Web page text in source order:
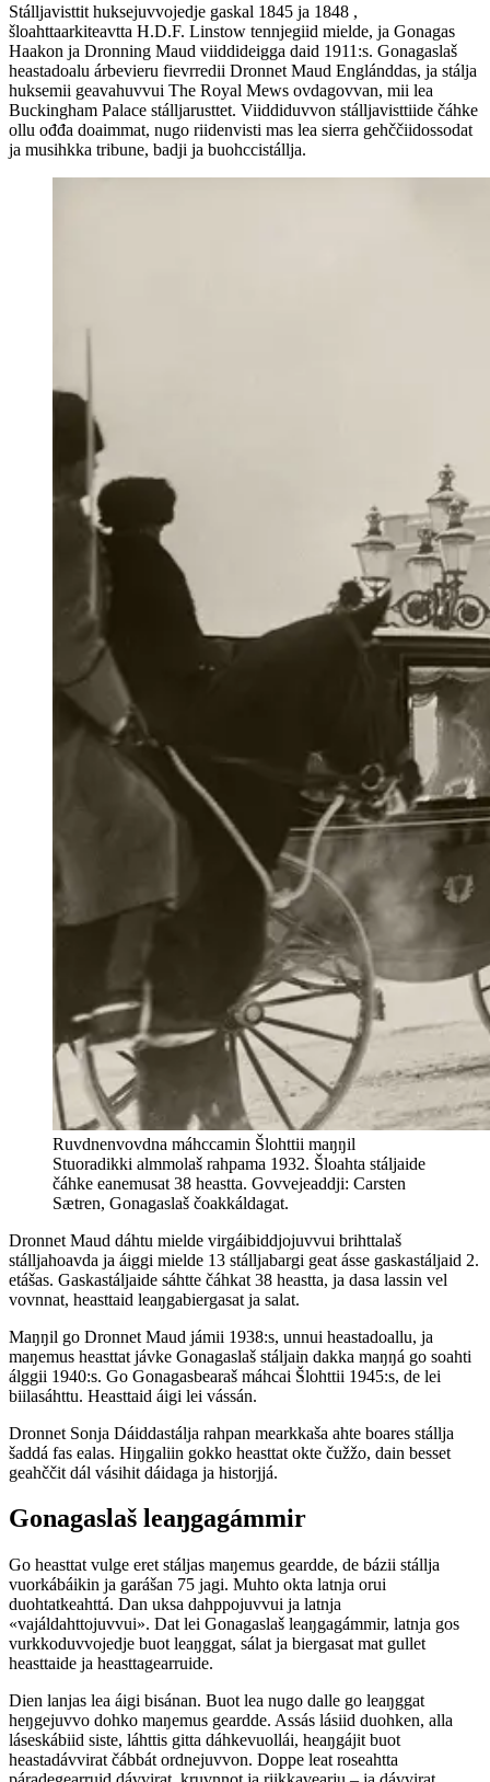
Stálljavisttit huksejuvvojedje gaskal 1845 ja 1848 ,
šloahttaarkiteavtta H.D.F. Linstow tennjegiid mielde, ja Gonagas
Haakon ja Dronning Maud viiddideigga daid 1911:s. Gonagaslaš
heastadoalu árbevieru fievrredii Dronnet Maud Englánddas, ja stálja
huksemii geavahuvvui The Royal Mews ovdagovvan, mii lea
Buckingham Palace stálljarusttet. Viiddiduvvon stálljavisttiide čáhke
ollu ođđa doaimmat, nugo riidenvisti mas lea sierra gehččiidossodat
ja musihkka tribune, badji ja buohccistállja.
Ruvdnenvovdna máhccamin Šlohttii maŋŋil
Stuoradikki almmolaš rahpama 1932. Šloahta stáljaide
čáhke eanemusat 38 heastta. Govvejeaddji: Carsten
Sætren, Gonagaslaš čoakkáldagat.
Dronnet Maud dáhtu mielde virgáibiddjojuvvui brihttalaš
stálljahoavda ja áiggi mielde 13 stálljabargi geat ásse gaskastáljaid 2.
etášas. Gaskastáljaide sáhtte čáhkat 38 heastta, ja dasa lassin vel
vovnnat, heasttaid leaŋgabiergasat ja salat.
Maŋŋil go Dronnet Maud jámii 1938:s, unnui heastadoallu, ja
maŋemus heasttat jávke Gonagaslaš stáljain dakka maŋŋá go soahti
álggii 1940:s. Go Gonagasbearaš máhcai Šlohttii 1945:s, de lei
biilasáhttu. Heasttaid áigi lei vássán.
Dronnet Sonja Dáiddastálja rahpan mearkkaša ahte boares stállja
šaddá fas ealas. Hiŋgaliin gokko heasttat okte čužžo, dain besset
geahččit dál vásihit dáidaga ja historjjá.
Gonagaslaš leaŋgagámmir
Go heasttat vulge eret stáljas maŋemus geardde, de bázii stállja
vuorkábáikin ja garášan 75 jagi. Muhto okta latnja orui
duohtatkeahttá. Dan uksa dahppojuvvui ja latnja
«vajáldahttojuvvui». Dat lei Gonagaslaš leaŋgagámmir, latnja gos
vurkkoduvvojedje buot leaŋggat, sálat ja biergasat mat gullet
heasttaide ja heasttagearruide.
Dien lanjas lea áigi bisánan. Buot lea nugo dalle go leaŋggat
heŋgejuvvo dohko maŋemus geardde. Assás lásiid duohken, alla
láseskábiid siste, láhttis gitta dáhkevuollái, heaŋgájit buot
heastadávvirat čábbát ordnejuvvon. Doppe leat roseahtta